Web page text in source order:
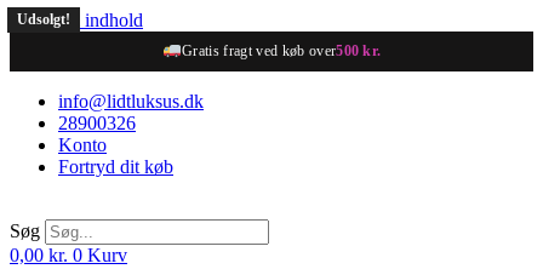
Videre til indhold
Gratis fragt ved køb over500 kr.
info@lidtluksus.dk
28900326
Konto
Fortryd dit køb
Søg
0,00 kr. 0 Kurv
Udsolgt!
Udsolgt!